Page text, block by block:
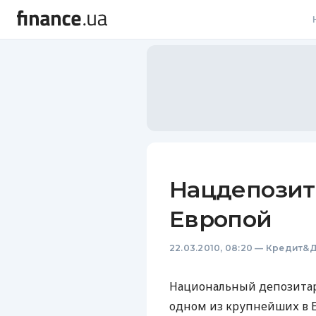
Европой
22.03.2010, 08:20 —
Национальный
одном из крупнейших в